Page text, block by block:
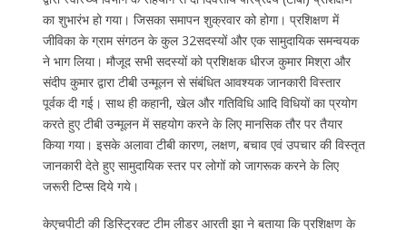
का शुभारंभ हो गया। जिसका समापन शुक्रवार को होगा। प्रशिक्षण में
जीविका के ग्राम संगठन के कुल 32सदस्यों और एक सामुदायिक समन्वयक
ने भाग लिया। मौजूद सभी सदस्यों को प्रशिक्षक धीरज कुमार मिश्रा और
संदीप कुमार द्वारा टीबी उन्मूलन से संबंधित आवश्यक जानकारी विस्तार
पूर्वक दी गई। साथ ही कहानी, खेल और गतिविधि आदि विधियों का प्रयोग
करते हुए टीबी उन्मूलन में सहयोग करने के लिए मानसिक तौर पर तैयार
किया गया। इसके अलावा टीबी कारण, लक्षण, बचाव एवं उपचार की विस्तृत
जानकारी देते हुए सामुदायिक स्तर पर लोगों को जागरूक करने के लिए
जरूरी टिप्स दिये गये।
केएचपीटी की डिस्ट्रिक्ट टीम लीडर आरती झा ने बताया कि प्रशिक्षण के